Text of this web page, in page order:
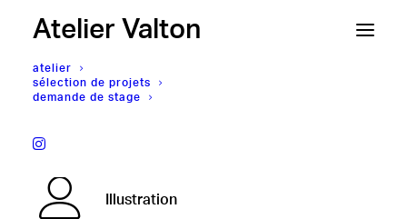
Atelier Valton
atelier
sélection de projets
demande de stage
Guillaume Ettlinger,
Illustration